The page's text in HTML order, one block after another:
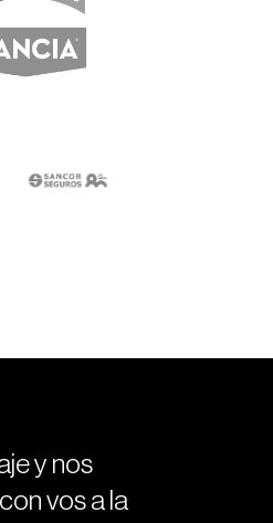
y nos
vos a la